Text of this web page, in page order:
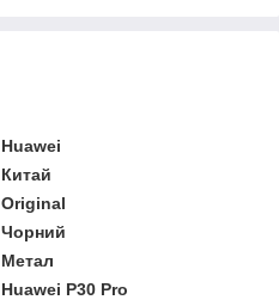
Huawei
Китай
Original
Чорний
Метал
Huawei P30 Pro